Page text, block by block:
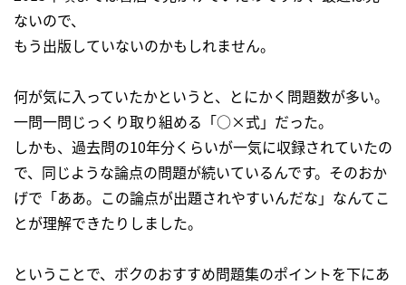
ないので、
もう出版していないのかもしれません。
何が気に入っていたかというと、とにかく問題数が多い。
一問一問じっくり取り組める「○×式」だった。
しかも、過去問の10年分くらいが一気に収録されていたの
で、同じような論点の問題が続いているんです。そのおか
げで「ああ。この論点が出題されやすいんだな」なんてこ
とが理解できたりしました。
ということで、ボクのおすすめ問題集のポイントを下にあ